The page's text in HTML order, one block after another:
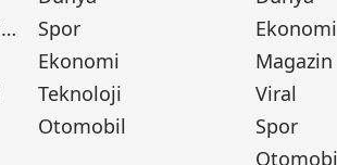
Canan Barlas ile Gündem
Spor
Ekonomi
Teknoloji
Otomobil
Ekonomi
Magazin
Viral
Spor